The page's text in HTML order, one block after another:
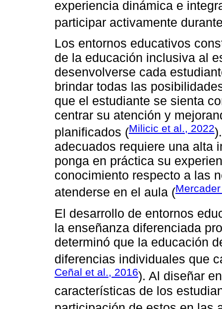
experiencia dinámica e
participar activamente
Los entornos educativos
de la educación inclusiva al
desenvolverse cada
brindar todas las
que el estudiante se sienta
centrar su atención y
planificados (Milicic et al., 2022
adecuados requiere una alta
ponga en práctica su
conocimiento respecto a las
atenderse en el aula (
El desarrollo de entornos
la enseñanza diferenciada
determinó que la educación
diferencias individuales que
Ceñal et al., 2016). Al diseñar
características de los